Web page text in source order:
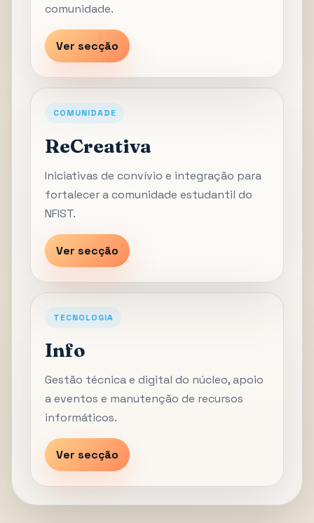
comunidade.
Ver secção
COMUNIDADE
ReCreativa
Iniciativas de convívio e integração para
fortalecer a comunidade estudantil do
NFIST.
Ver secção
TECNOLOGIA
Info
Gestão técnica e digital do núcleo, apoio
a eventos e manutenção de recursos
informáticos.
Ver secção